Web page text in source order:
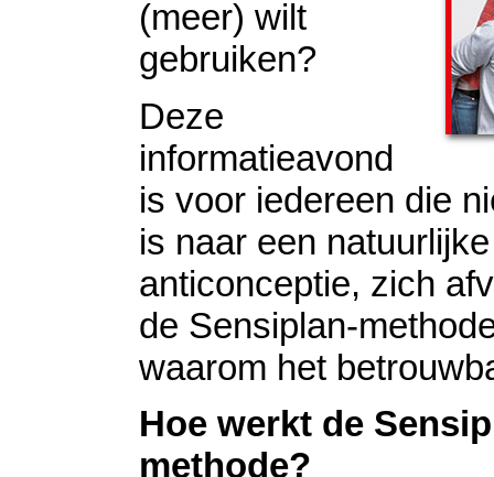
(meer) wilt
gebruiken?
Deze
informatieavond
is voor iedereen die
is naar een
anticonceptie, zich
de Sensiplan-
waarom het
Hoe werkt de
methode?